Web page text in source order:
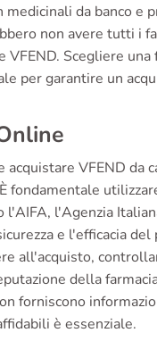
medicinali da banco e
non avere tutti i
VFEND. Scegliere una
per garantire un
acquistare VFEND da
fondamentale
l'AIFA, l'Agenzia
e l'efficacia
all'acquisto,
della
forniscono
è essenziale.